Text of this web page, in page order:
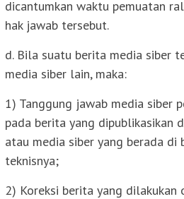
dicantumkan waktu pemuatan
hak jawab tersebut.
d. Bila suatu berita media siber
media siber lain, maka:
1) Tanggung jawab media siber
pada berita yang dipublikasikan
atau media siber yang berada di
teknisnya;
2) Koreksi berita yang dilakukan